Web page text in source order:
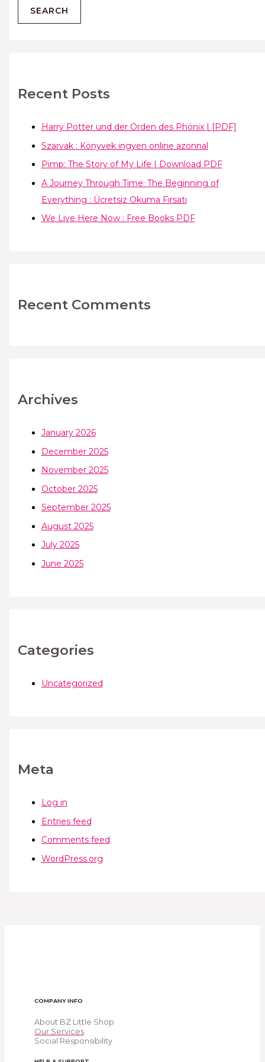
Recent Posts
Harry Potter und der Orden des Phönix | [PDF]
Szarvak : Könyvek ingyen online azonnal
Pimp: The Story of My Life | Download PDF
A Journey Through Time: The Beginning of
Everything : Ücretsiz Okuma Fırsatı
We Live Here Now : Free Books PDF
Recent Comments
Archives
January 2026
December 2025
November 2025
October 2025
September 2025
August 2025
July 2025
June 2025
Categories
Uncategorized
Meta
Log in
Entries feed
Comments feed
WordPress.org
COMPANY INFO
About BZ Little Shop
Our Services
Social Responsibility